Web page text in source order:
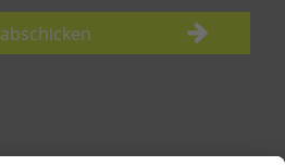
abschicken